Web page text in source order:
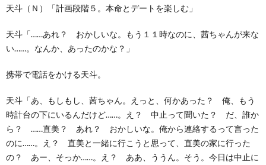
天斗（Ｎ）「計画段階５。本命とデートを楽しむ」
天斗「……あれ？ おかしいな。もう１１時なのに、茜ちゃんが来な
い……。なんか、あったのかな？」
携帯で電話をかける天斗。
天斗「あ、もしもし、茜ちゃん。えっと、何かあった？ 俺、もう
時計台の下にいるんだけど……。え？ 中止って聞いた？ だ、誰か
ら？ ……直美？ あれ？ おかしいな。俺から連絡するって言った
のに……。え？ 直美と一緒に行こうと思って、直美の家に行った
の？ あー、そっか……。え？ ああ、ううん。そう。今日は中止に